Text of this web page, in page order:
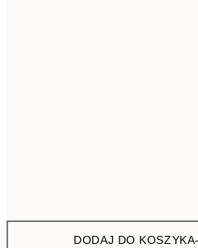
DODAJ DO KOSZYKA-